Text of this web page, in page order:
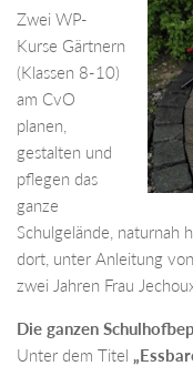
Zwei WP-
Kurse Gärtnern
(Klassen 8-10)
am CvO
planen,
gestalten und
pflegen das
ganze
Schulgelände, naturnah
dort, unter Anleitung
zwei Jahren Frau
Die ganzen
Unter dem Titel